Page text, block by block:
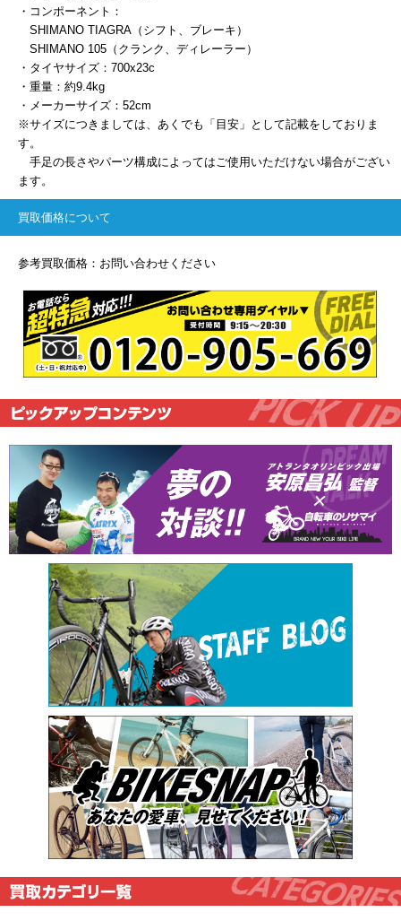
・コンポーネント：
SHIMANO TIAGRA（シフト、ブレーキ）
SHIMANO 105（クランク、ディレーラー）
・タイヤサイズ：700x23c
・重量：約9.4kg
・メーカーサイズ：52cm
※サイズにつきましては、あくでも「目安」として記載をしておりま
す。
手足の長さやパーツ構成によってはご使用いただけない場合がござい
ます。
買取価格について
参考買取価格：お問い合わせください